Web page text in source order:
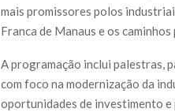
mais promissores polos
Franca de Manaus e os
A programação inclui palestras,
com foco na modernização da
oportunidades de investimento